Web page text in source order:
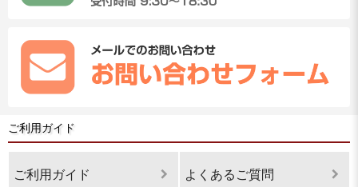
ご利用ガイド
ご利用ガイド よくあるご質問